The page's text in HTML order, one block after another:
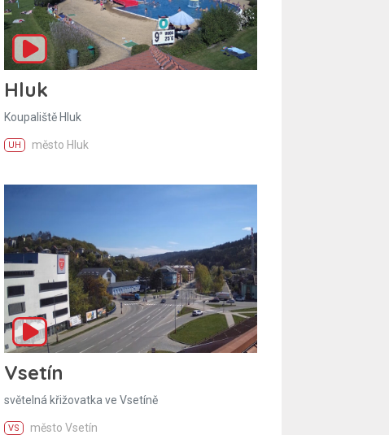
Hluk
Koupaliště Hluk
UH město Hluk
Vsetín
světelná křižovatka ve Vsetíně
VS město Vsetín